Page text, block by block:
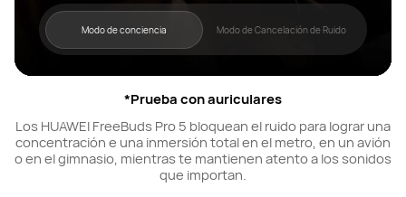
Modo de conciencia Modo de Cancelación de Ruido
*Prueba con auriculares
Los HUAWEI FreeBuds Pro 5 bloquean el ruido para lograr una
concentración e una inmersión total en el metro, en un avión
o en el gimnasio, mientras te mantienen atento a los sonidos
que importan.